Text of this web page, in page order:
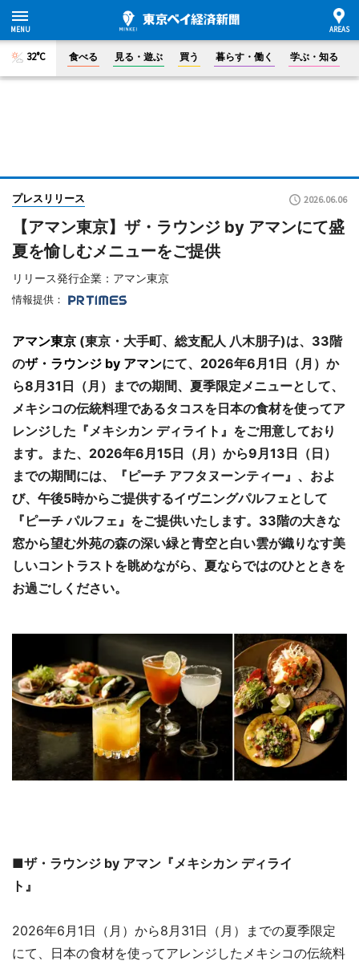
32°C 食べる 見る・遊ぶ 買う 暮らす・働く 学ぶ・知る
プレスリリース 2026.06.06
【アマン東京】ザ・ラウンジ by アマンにて盛
夏を愉しむメニューをご提供
リリース発行企業：アマン東京
情報提供：
アマン東京 (東京・大手町、総支配人 八木朋子)は、33階
のザ・ラウンジ by アマンにて、2026年6月1日（月）か
ら8月31日（月）までの期間、夏季限定メニューとして、
メキシコの伝統料理であるタコスを日本の食材を使ってア
レンジした『メキシカン ディライト』をご用意しており
ます。また、2026年6月15日（月）から9月13日（日）
までの期間には、『ピーチ アフタヌーンティー』、およ
び、午後5時からご提供するイヴニングパルフェとして
『ピーチ パルフェ』をご提供いたします。33階の大きな
窓から望む外苑の森の深い緑と青空と白い雲が織りなす美
しいコントラストを眺めながら、夏ならではのひとときを
お過ごしください。
■ザ・ラウンジ by アマン『メキシカン ディライ
ト』
2026年6月1日（月）から8月31日（月）までの夏季限定
にて、日本の食材を使ってアレンジしたメキシコの伝統料